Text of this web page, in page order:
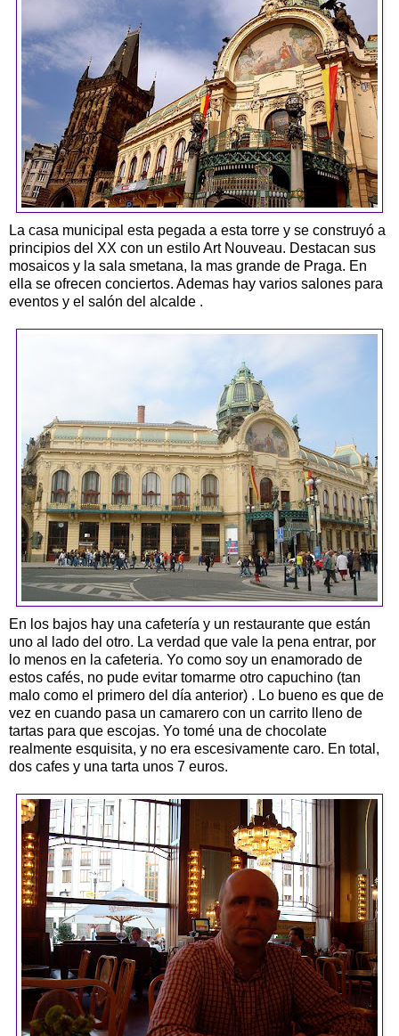
La casa municipal esta pegada a esta torre y se construyó a
principios del XX con un estilo Art Nouveau. Destacan sus
mosaicos y la sala smetana, la mas grande de Praga. En
ella se ofrecen conciertos. Ademas hay varios salones para
eventos y el salón del alcalde .
En los bajos hay una cafetería y un restaurante que están
uno al lado del otro. La verdad que vale la pena entrar, por
lo menos en la cafeteria. Yo como soy un enamorado de
estos cafés, no pude evitar tomarme otro capuchino (tan
malo como el primero del día anterior) . Lo bueno es que de
vez en cuando pasa un camarero con un carrito lleno de
tartas para que escojas. Yo tomé una de chocolate
realmente esquisita, y no era escesivamente caro. En total,
dos cafes y una tarta unos 7 euros.